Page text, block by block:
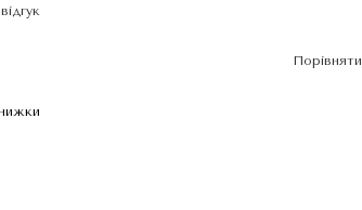
Порівняти